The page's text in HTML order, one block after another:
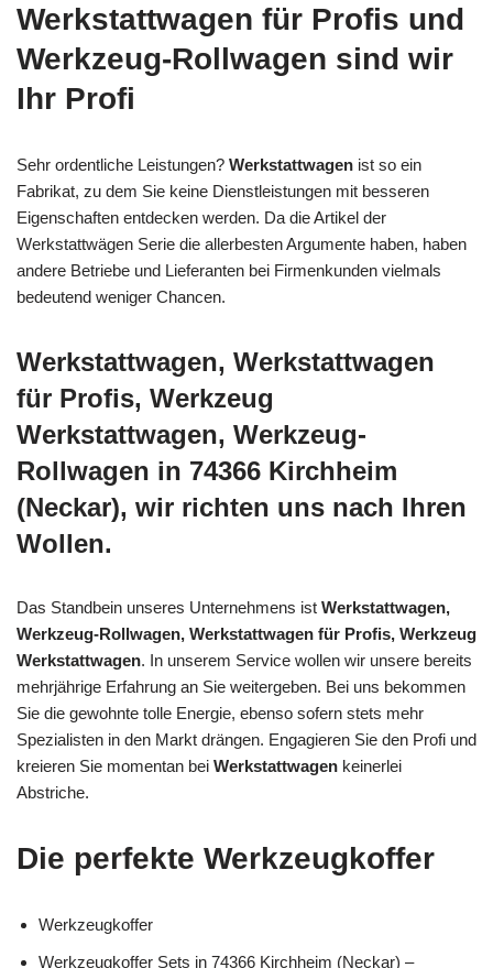
Werkstattwagen für Profis und
Werkzeug-Rollwagen sind wir
Ihr Profi
Sehr ordentliche Leistungen? Werkstattwagen ist so ein
Fabrikat, zu dem Sie keine Dienstleistungen mit besseren
Eigenschaften entdecken werden. Da die Artikel der
Werkstattwägen Serie die allerbesten Argumente haben, haben
andere Betriebe und Lieferanten bei Firmenkunden vielmals
bedeutend weniger Chancen.
Werkstattwagen, Werkstattwagen
für Profis, Werkzeug
Werkstattwagen, Werkzeug-
Rollwagen in 74366 Kirchheim
(Neckar), wir richten uns nach Ihren
Wollen.
Das Standbein unseres Unternehmens ist Werkstattwagen,
Werkzeug-Rollwagen, Werkstattwagen für Profis, Werkzeug
Werkstattwagen. In unserem Service wollen wir unsere bereits
mehrjährige Erfahrung an Sie weitergeben. Bei uns bekommen
Sie die gewohnte tolle Energie, ebenso sofern stets mehr
Spezialisten in den Markt drängen. Engagieren Sie den Profi und
kreieren Sie momentan bei Werkstattwagen keinerlei
Abstriche.
Die perfekte Werkzeugkoffer
Werkzeugkoffer
Werkzeugkoffer Sets in 74366 Kirchheim (Neckar) –